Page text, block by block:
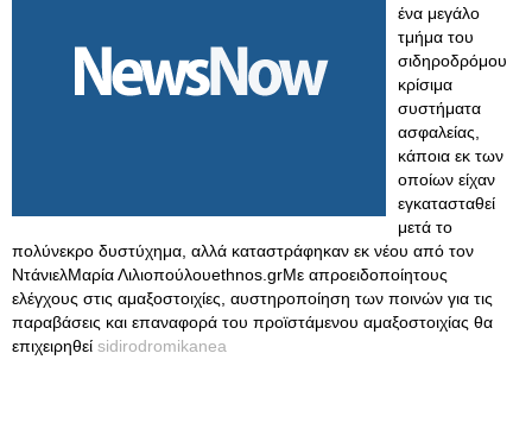
ένα μεγάλο
τμήμα του
σιδηροδρόμου
κρίσιμα
συστήματα
ασφαλείας,
κάποια εκ των
οποίων είχαν
εγκατασταθεί
μετά το
πολύνεκρο δυστύχημα, αλλά καταστράφηκαν εκ νέου από τον
ΝτάνιελΜαρία Λιλιοπούλουethnos.grΜε απροειδοποίητους
ελέγχους στις αμαξοστοιχίες, αυστηροποίηση των ποινών για τις
παραβάσεις και επαναφορά του προϊστάμενου αμαξοστοιχίας θα
επιχειρηθεί sidirodromikanea